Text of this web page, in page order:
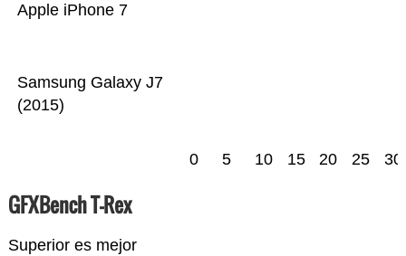
Samsung Galaxy J7
(2015)
Apple iPhone 7
0 5 10 15 20 25 30
GFXBench T-Rex
Superior es mejor